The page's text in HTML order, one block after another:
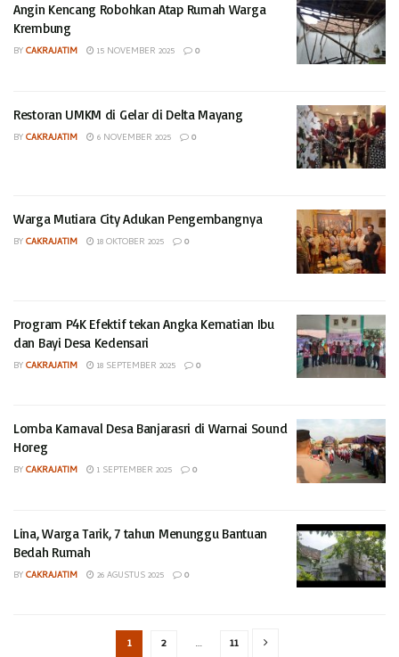
Angin Kencang Robohkan Atap Rumah Warga
Krembung
BYCAKRAJATIM 15 NOVEMBER 2025 0
Restoran UMKM di Gelar di Delta Mayang
BYCAKRAJATIM 6 NOVEMBER 2025 0
Warga Mutiara City Adukan Pengembangnya
BYCAKRAJATIM 18 OKTOBER 2025 0
Program P4K Efektif tekan Angka Kematian Ibu
dan Bayi Desa Kedensari
BYCAKRAJATIM 18 SEPTEMBER 2025 0
Lomba Karnaval Desa Banjarasri di Warnai Sound
Horeg
BYCAKRAJATIM 1 SEPTEMBER 2025 0
Lina, Warga Tarik, 7 tahun Menunggu Bantuan
Bedah Rumah
BYCAKRAJATIM 26 AGUSTUS 2025 0
1 2 … 11